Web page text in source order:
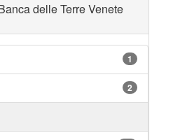
delle Terre Venete
1
2